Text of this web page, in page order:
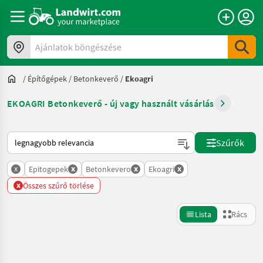
Ajánlatok böngészése
/ Építőgépek / Betonkeverő / Ekoagri
EKOAGRI Betonkeverő - új vagy használt vásárlás
Így van sorba rendezve a Landwirt.com-on
Szűrők
x Epitogepek x Betonkevero x Ekoagri x
x Összes szűrő törlése
Lista Rács